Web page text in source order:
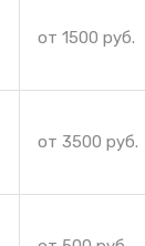
от 1500 руб.
от 3500 руб.